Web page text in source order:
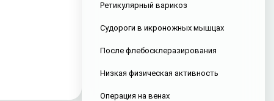
Ретикулярный варикоз
Судороги в икроножных мышцах
После флебосклеразирования
Низкая физическая активность
Операция на венах